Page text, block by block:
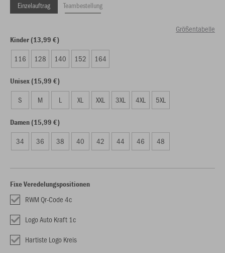
Einzelauftrag Teambestellung
Größentabelle
Kinder (13,99 €)
116 128 140 152 164
Unisex (15,99 €)
S M L XL XXL 3XL 4XL 5XL
Damen (15,99 €)
34 36 38 40 42 44 46 48
Fixe Veredelungspositionen
RWM Qr-Code 4c
Logo Auto Kraft 1c
Hartiste Logo Kreis